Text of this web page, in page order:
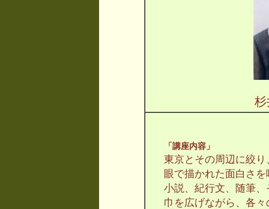
「講座内容」
東京とその周辺に絞
眼で描かれた面白さ
小説、紀行文、随筆
巾を広げながら、各